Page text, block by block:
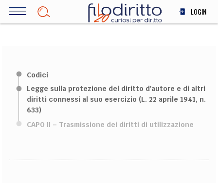
Salta
LOGIN
SCIENZA
INNOVAZIONE
Codici
Legge sulla protezione del diritto d'autore e di altri
diritti connessi al suo esercizio (L. 22 aprile 1941, n.
633)
CAPO II – Trasmissione dei diritti di utilizzazione